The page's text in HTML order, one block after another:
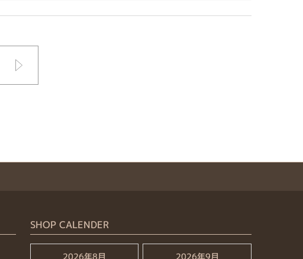
SHOP CALENDER
2026年8月 2026年9月